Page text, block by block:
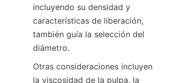
incluyendo su densidad y
características de liberación,
también guía la selección del
diámetro.
Otras consideraciones incluyen
la viscosidad de la pulpa, la